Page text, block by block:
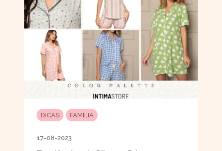
DICAS FAMILIA
17-08-2023